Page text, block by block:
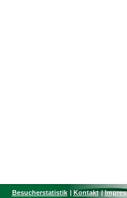
Besucherstatistik Kontakt